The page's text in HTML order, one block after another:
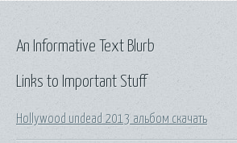
Links to Important Stuff
Hollywood undead 2013 альбом скачать
An Informative Text Blurb